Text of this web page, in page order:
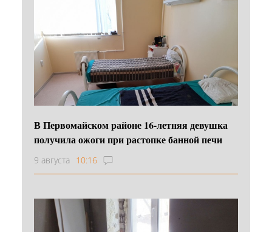
В Первомайском районе 16‑летняя девушка
получила ожоги при растопке банной печи
9 августа 10:16